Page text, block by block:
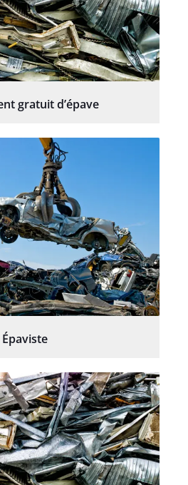
gratuit d’épave
Épaviste